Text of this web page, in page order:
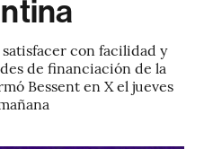
con facilidad y
de financiación de la
Bessent en X el jueves